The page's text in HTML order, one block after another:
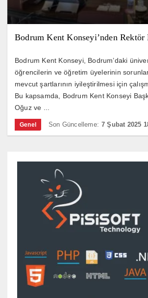
Bodrum Kent Konseyi’nden Rektör
Bodrum Kent Konseyi, Bodrum’daki
öğrencilerin ve öğretim üyelerinin
mevcut şartlarının iyileştirilmesi için
Bu kapsamda, Bodrum Kent Konseyi
Oğuz ve ...
Genel Son Güncelleme: 7 Şubat 2025